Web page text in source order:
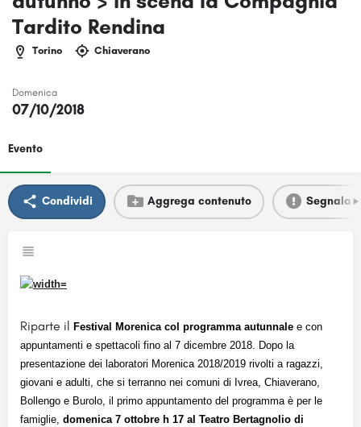
Tardito Rendina
Torino Chiaverano
Domenica
07/10/2018
Evento
Condividi Aggrega contenuto Segnala
Riparte il Festival Morenica col programma autunnale e con
appuntamenti e spettacoli fino al 7 dicembre 2018. Dopo la
presentazione dei laboratori Morenica 2018/2019 rivolti a ragazzi,
giovani e adulti, che si terranno nei comuni di Ivrea, Chiaverano,
Bollengo e Burolo, il primo appuntamento del programma è per le
famiglie, domenica 7 ottobre h 17 al Teatro Bertagnolio di